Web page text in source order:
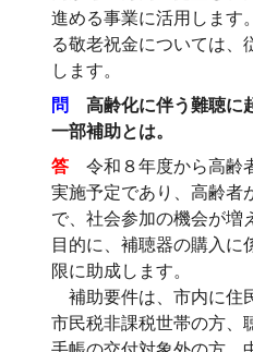
進める事業に活用します
る敬老祝金については、
します。
問
高齢化に伴う難聴に
一部補助とは。
答
令和８年度から高齢
実施予定であり、高齢者
で、社会参加の機会が増
目的に、補聴器の購入に
限に助成します。
補助要件は、市内に住
市民税非課税世帯の方、